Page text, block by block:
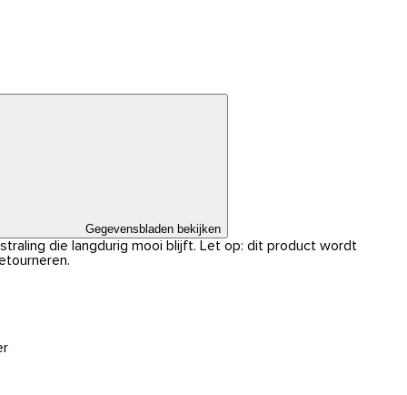
Gegevensbladen bekijken
die langdurig mooi blijft. Let op: dit product wordt